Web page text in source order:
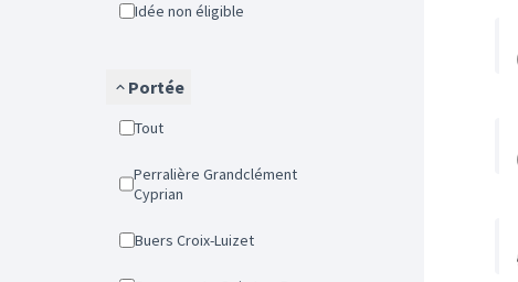
Idée non éligible
Portée
Tout
Perralière Grandclément
Cyprian
Buers Croix-Luizet